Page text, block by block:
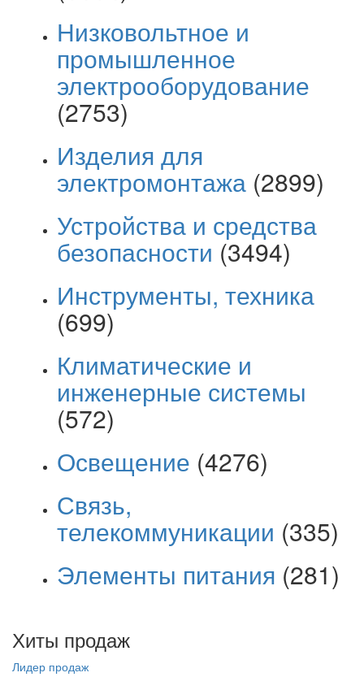
Низковольтное и
промышленное
электрооборудование
(2753)
Изделия для
электромонтажа (2899)
Устройства и средства
безопасности (3494)
Инструменты, техника
(699)
Климатические и
инженерные системы
(572)
Освещение (4276)
Связь,
телекоммуникации (335)
Элементы питания (281)
Хиты продаж
Лидер продаж